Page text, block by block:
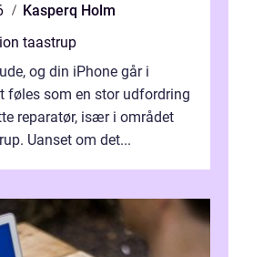
Kasperq Holm
taastrup
og din iPhone går i
føles som en stor udfordring
reparatør, især i området
Uanset om det...